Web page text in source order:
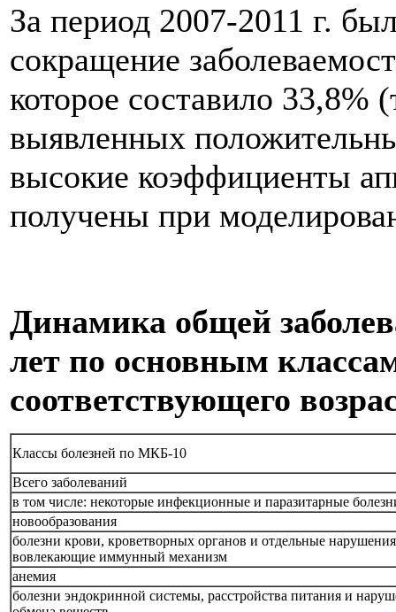
За период 2007-2011 г.
сокращение
которое составило 33,8%
выявленных
высокие коэффициенты
получены при
Динамика общей
лет по основным
соответствующего
Классы болезней по МКБ-10
Всего заболеваний
в том числе: некоторые инфекционные и паразитарные
новообразования
болезни крови, кроветворных органов и отдельные
вовлекающие иммунный механизм
анемия
болезни эндокринной системы, расстройства питания и